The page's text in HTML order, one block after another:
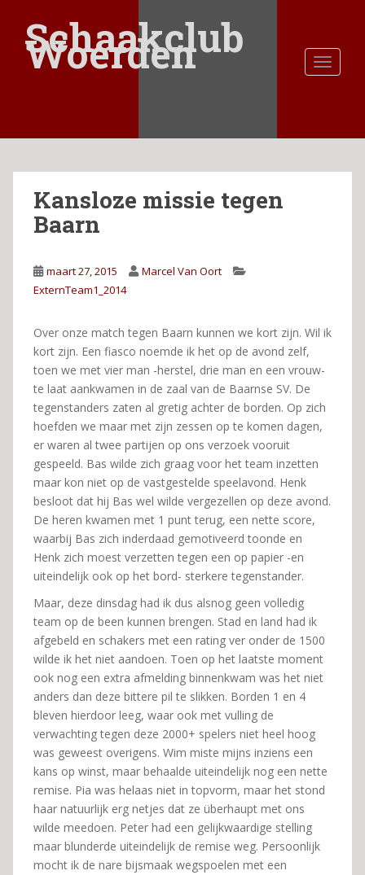
a
Schaakclub
Woerden
Kansloze missie tegen
Baarn
maart 27, 2015
Marcel Van Oort
ExternTeam1_2014
Over onze match tegen Baarn kunnen we kort zijn. Wil ik
kort zijn. Een fiasco noemde ik het op de avond zelf,
toen we met vier man -herstel, drie man en een vrouw-
te laat aankwamen in de zaal van de Baarnse SV. De
tegenstanders zaten al gretig achter de borden. Op zich
hoefden we maar met zijn zessen op te komen dagen,
er waren al twee partijen op ons verzoek vooruit
gespeeld. Bas wilde zich graag voor het team inzetten
maar kon niet op de vastgestelde speelavond. Henk
besloot dat hij Bas wel wilde vergezellen op deze avond.
De heren kwamen met 1 punt terug, een nette score,
waarbij Bas zich inderdaad gemotiveerd toonde en
Henk zich moest verzetten tegen een op papier -en
uiteindelijk ook op het bord- sterkere tegenstander.
Maar, deze dinsdag had ik dus alsnog geen volledig
team op de been kunnen brengen. Stad en land had ik
afgebeld en schakers met een rating ver onder de 1500
wilde ik het niet aandoen. Toen op het laatste moment
ook nog een extra afmelding binnenkwam was het niet
anders dan deze bittere pil te slikken. Borden 1 en 4
bleven hierdoor leeg, waar ook met vulling de
verwachting tegen deze 2000+ spelers niet heel hoog
was geweest overigens. Wim miste mijns inziens een
kans op winst, maar behaalde uiteindelijk nog een nette
remise. Pia was helaas niet in topvorm, maar het stond
haar natuurlijk erg netjes dat ze überhaupt met ons
wilde meedoen. Peter had een gelijkwaardige stelling
maar blunderde uiteindelijk de remise weg. Persoonlijk
mocht ik de nare bijsmaak wegspoelen met een